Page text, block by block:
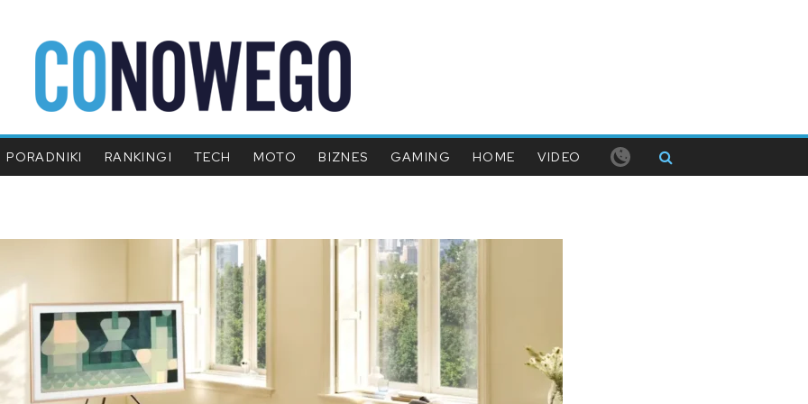
PORADNIKI RANKINGI TECH MOTO BIZNES GAMING HOME VIDEO